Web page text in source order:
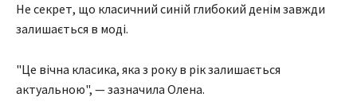
Не секрет, що класичний синій глибокий денім завжди
залишається в моді.
"Це вічна класика, яка з року в рік залишається
актуальною", — зазначила Олена.